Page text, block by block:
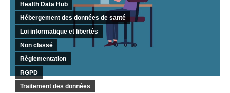
Health Data Hub
Hébergement des données de santé
Loi informatique et libertés
Non classé
Règlementation
RGPD
Traitement des données